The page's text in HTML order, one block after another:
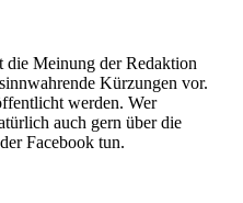
die Meinung der Redaktion
Kürzungen vor.
werden. Wer
auch gern über die
Facebook tun.